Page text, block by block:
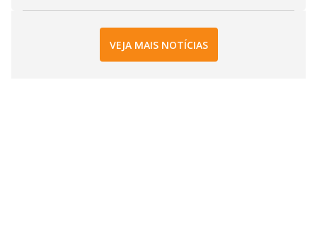
VEJA MAIS NOTÍCIAS